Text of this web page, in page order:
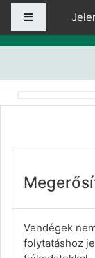
Tovább a fő
Oldalpanel
Vendégek
folytatáshoz